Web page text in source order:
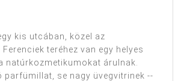
kis utcában, közel az
teréhez van egy helyes
natúrkozmetikumokat árulnak.
parfümillat, se nagy üvegvitrinek --